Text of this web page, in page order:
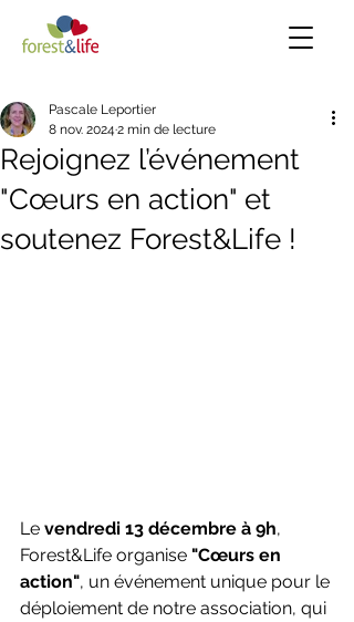
Rejoignez l’événement
"Cœurs en action" et
soutenez Forest&Life !
Pascale Leportier
8 nov. 2024 2 min de lecture
Le vendredi 13 décembre à 9h,
Forest&Life organise "Cœurs en
action", un événement unique pour le
déploiement de notre association, qui